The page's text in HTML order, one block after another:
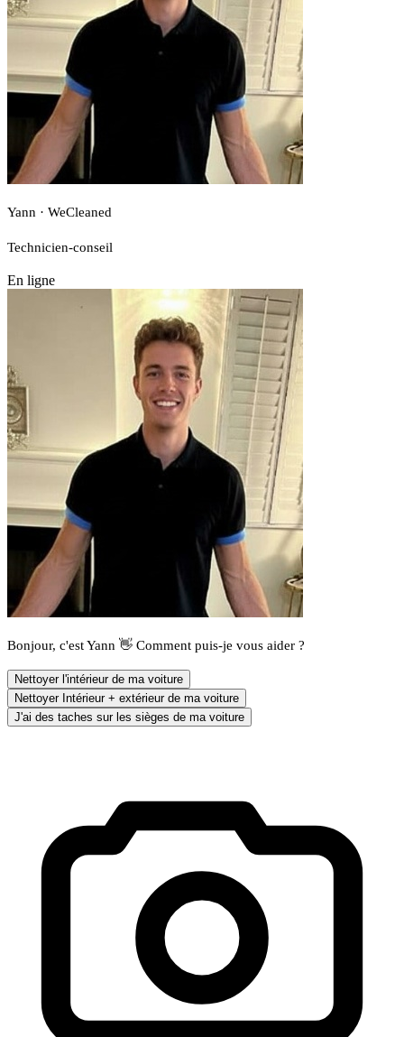
Yann · WeCleaned
Technicien-conseil
En ligne
Bonjour, c'est Yann 👋 Comment puis-je vous aider ?
Nettoyer l'intérieur de ma voiture
Nettoyer Intérieur + extérieur de ma voiture
J'ai des taches sur les sièges de ma voiture